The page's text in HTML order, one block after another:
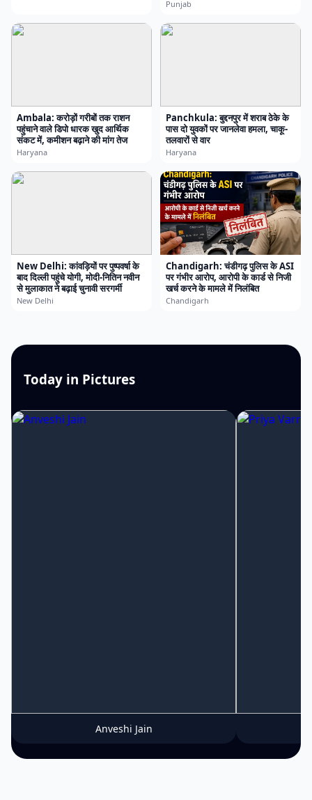
Punjab
Ambala: करोड़ों गरीबों तक राशन
पहुंचाने वाले डिपो धारक खुद आर्थिक
संकट में, कमीशन बढ़ाने की मांग तेज
Haryana
Panchkula: बुद्दनपुर में शराब ठेके के
पास दो युवकों पर जानलेवा हमला, चाकू-
तलवारों से वार
Haryana
New Delhi: कांवड़ियों पर पुष्पवर्षा के
बाद दिल्ली पहुंचे योगी, मोदी-नितिन नवीन
से मुलाकात ने बढ़ाई चुनावी सरगर्मी
New Delhi
Chandigarh: चंडीगढ़ पुलिस के ASI
पर गंभीर आरोप, आरोपी के कार्ड से निजी
खर्च करने के मामले में निलंबित
Chandigarh
Today in Pictures
Anveshi Jain